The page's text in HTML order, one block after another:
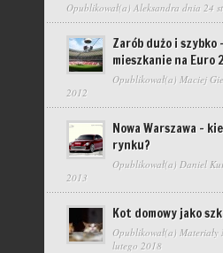
Opublikował(a) Aleksandra dnia 24
Zarób dużo i szybko
mieszkanie na Euro
Opublikował(a) Maciej
2012
Nowa Warszawa –
rynku?
Opublikował(a) Daniel
2013
Kot domowy jako
Opublikował(a) Materiały
lutego 2018